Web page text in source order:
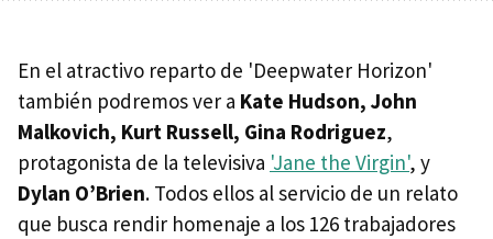
En el atractivo reparto de 'Deepwater Horizon'
también podremos ver a Kate Hudson, John
Malkovich, Kurt Russell, Gina Rodriguez,
protagonista de la televisiva 'Jane the Virgin', y
Dylan O’Brien. Todos ellos al servicio de un relato
que busca rendir homenaje a los 126 trabajadores